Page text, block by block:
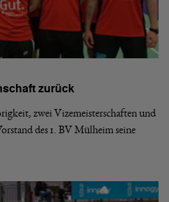
zurück
zwei Vizemeisterschaften und
des 1. BV Mülheim seine